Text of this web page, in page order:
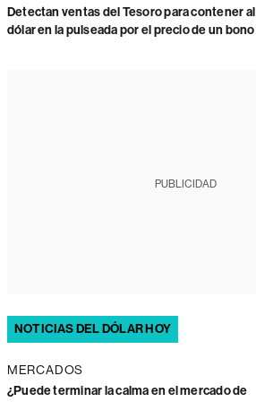
Detectan ventas del Tesoro para contener al
dólar en la pulseada por el precio de un bono
PUBLICIDAD
NOTICIAS DEL DÓLAR HOY
MERCADOS
¿Puede terminar la calma en el mercado de